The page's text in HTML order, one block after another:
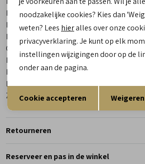
Leveranciercode
96404 816393
Bestelcode
00027510-1
Los voetbed
Ja
Categorie
Sandalen
Kleur
Zwart
Materiaal buitenkant
Materiaal binnenkant
Leer
Zool
Rubber
Retourneren
Reserveer en pas in de winkel
Terug
noodzakelijke cookies? Kies dan
weten? Lees hieralles over onze
privacyverklaring. Je kunt op elk
instellingen wijzigingen door op de
onder aan de pagina.
Cookie accepteren Weigeren